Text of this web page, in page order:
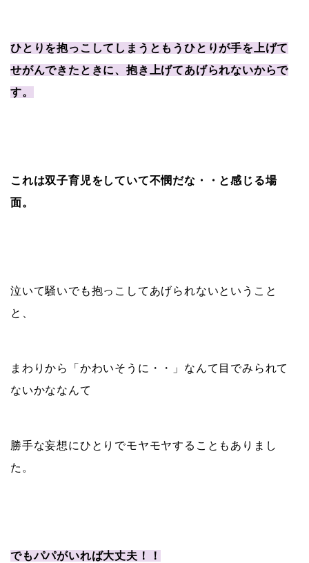
ひとりを抱っこしてしまうともうひとりが手を上げて
せがんできたときに、抱き上げてあげられないからで
す。
これは双子育児をしていて不憫だな・・と感じる場
面。
泣いて騒いでも抱っこしてあげられないということ
と、
まわりから「かわいそうに・・」なんて目でみられて
ないかななんて
勝手な妄想にひとりでモヤモヤすることもありまし
た。
でもパパがいれば大丈夫！！